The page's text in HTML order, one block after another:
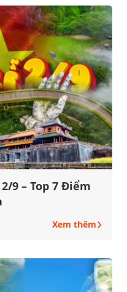
9 – Top 7 Điểm
Xem thêm